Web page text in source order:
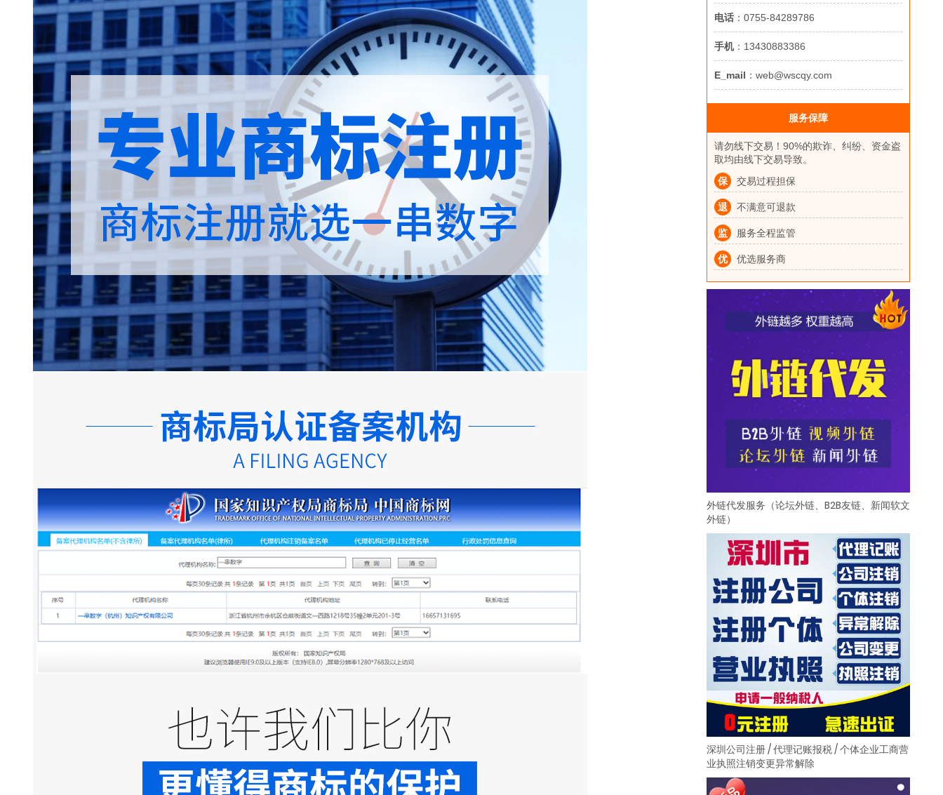
电话 ：0755-84289786
手机：13430883386
E_mail ：web@wscqy.com
服务保障
请勿线下交易！90%的欺诈、纠纷、资金盗
取均由线下交易导致。
保
交易过程担保
退 不满意可退款
监 服务全程监管
优 优选服务商
外链代发服务（论坛外链、B2B友链、新闻软文
外链）
深圳公司注册 / 代理记账报税 / 个体企业工商营
业执照注销变更异常解除